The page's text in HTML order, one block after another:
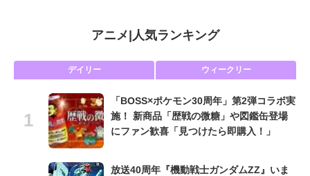
アニメ| 人気ランキング
デイリー ウィークリー
「BOSS×ポケモン30周年」第2弾コラボ実
施！ 新商品「歴戦の微糖」や図鑑缶登場
にファン歓喜「見つけたら即購入！」
放送40周年『機動戦士ガンダムZZ』いま